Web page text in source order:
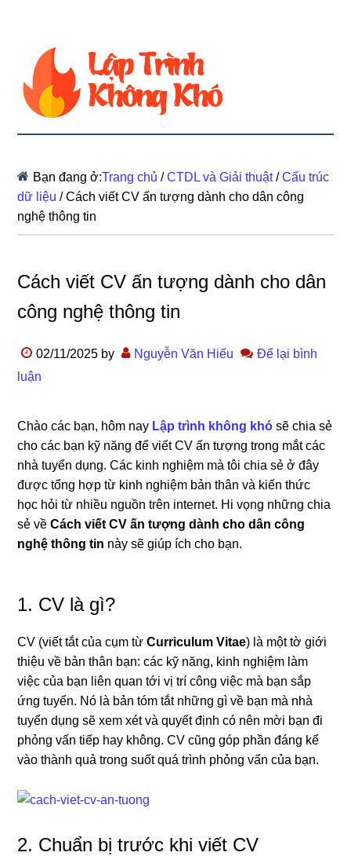
Bạn đang ở:Trang chủ / CTDL và Giải thuật / Cấu trúc
dữ liệu /Cách viết CV ấn tượng dành cho dân công
nghệ thông tin
Cách viết CV ấn tượng dành cho dân
công nghệ thông tin
02/11/2025 by Nguyễn Văn Hiếu
Để lại bình
luận
Chào các bạn, hôm nay Lập trình không khó sẽ chia sẻ
cho các bạn kỹ năng để viết CV ấn tượng trong mắt các
nhà tuyển dụng. Các kinh nghiệm mà tôi chia sẻ ở đây
được tổng hợp từ kinh nghiệm bản thân và kiến thức
học hỏi từ nhiều nguồn trên internet. Hi vọng những chia
sẻ vềCách viết CV ấn tượng dành cho dân công
nghệ thông tin này sẽ giúp ích cho bạn.
1. CV là gì?
CV (viết tắt của cụm từCurriculum Vitae) là một tờ giới
thiệu về bản thân bạn: các kỹ năng, kinh nghiệm làm
việc của bạn liên quan tới vị trí công việc mà bạn sắp
ứng tuyển. Nó là bản tóm tắt những gì về bạn mà nhà
tuyển dụng sẽ xem xét và quyết định có nên mời bạn đi
phỏng vấn tiếp hay không. CV cũng góp phần đáng kể
vào thành quả trong suốt quá trình phỏng vấn của bạn.
2. Chuẩn bị trước khi viết CV